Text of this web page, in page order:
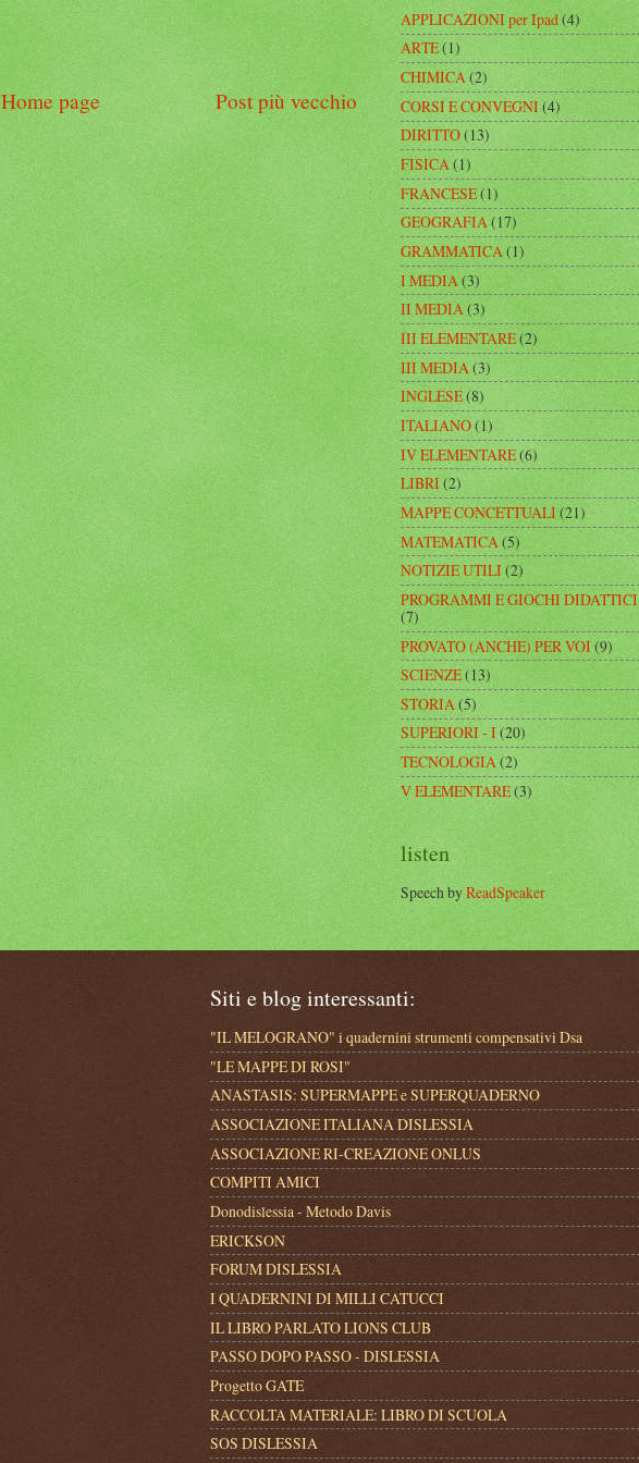
Post più vecchio
Home page
APPLICAZIONI per Ipad(4)
ARTE(1)
CHIMICA(2)
CORSI E CONVEGNI(4)
DIRITTO(13)
FISICA(1)
FRANCESE(1)
GEOGRAFIA(17)
GRAMMATICA(1)
I MEDIA(3)
II MEDIA(3)
III ELEMENTARE(2)
III MEDIA (3)
INGLESE(8)
ITALIANO(1)
IV ELEMENTARE(6)
LIBRI(2)
MAPPE CONCETTUALI (21)
MATEMATICA(5)
NOTIZIE UTILI(2)
PROGRAMMI E GIOCHI DIDATTICI
(7)
PROVATO (ANCHE) PER VOI(9)
SCIENZE(13)
STORIA(5)
SUPERIORI - I(20)
TECNOLOGIA(2)
V ELEMENTARE(3)
listen
Speech byReadSpeaker
Siti e blog interessanti:
"IL MELOGRANO" i quadernini strumenti compensativi Dsa
"LE MAPPE DI ROSI"
ANASTASIS: SUPERMAPPE e SUPERQUADERNO
ASSOCIAZIONE ITALIANA DISLESSIA
ASSOCIAZIONE RI-CREAZIONE ONLUS
COMPITI AMICI
Donodislessia - Metodo Davis
ERICKSON
FORUM DISLESSIA
I QUADERNINI DI MILLI CATUCCI
IL LIBRO PARLATO LIONS CLUB
PASSO DOPO PASSO - DISLESSIA
Progetto GATE
RACCOLTA MATERIALE: LIBRO DI SCUOLA
SOS DISLESSIA